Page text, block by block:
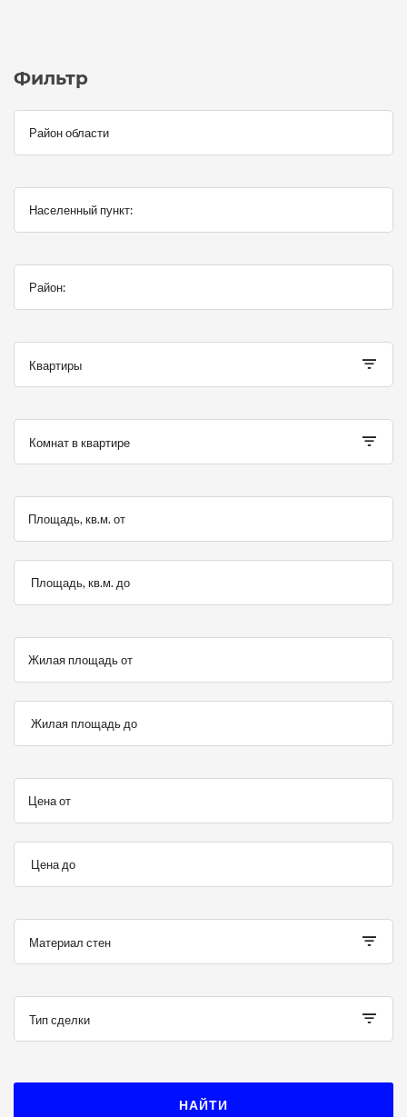
Фильтр
Квартиры
Комнат в квартире
Площадь, кв.м. от
Площадь, кв.м. до
Жилая площадь от
Жилая площадь до
Цена от
Цена до
Материал стен
Тип сделки
НАЙТИ